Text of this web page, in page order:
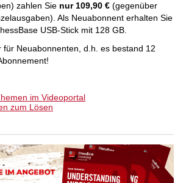
zahlen Sie nur 109,90 € (gegenüber
Als Neuabonnent erhalten Sie
USB-Stick mit 128 GB.
für Neuabonnenten, d.h. es bestand 12
im Videoportal
zum Lösen